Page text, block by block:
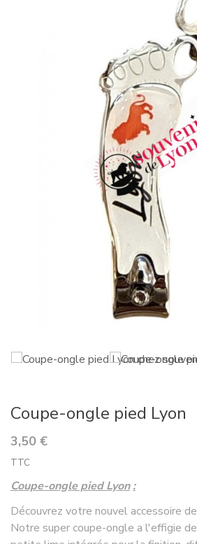
Coupe-ongle pied Lyon
3,50 €
TTC
Coupe-ongle pied Lyon :
Découvrez votre nouvel accessoire
Notre super coupe-ongle a l'effigie de